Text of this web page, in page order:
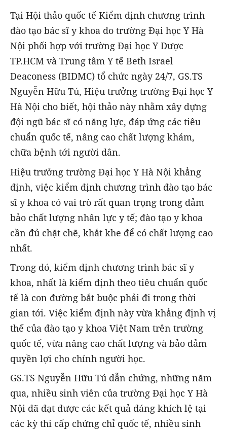
Tại Hội thảo quốc tế Kiểm định chương trình
đào tạo bác sĩ y khoa do trường Đại học Y Hà
Nội phối hợp với trường Đại học Y Dược
TP.HCM và Trung tâm Y tế Beth Israel
Deaconess (BIDMC) tổ chức ngày 24/7, GS.TS
Nguyễn Hữu Tú, Hiệu trưởng trường Đại học Y
Hà Nội cho biết, hội thảo này nhằm xây dựng
đội ngũ bác sĩ có năng lực, đáp ứng các tiêu
chuẩn quốc tế, nâng cao chất lượng khám,
chữa bệnh tới người dân.
Hiệu trưởng trường Đại học Y Hà Nội khẳng
định, việc kiểm định chương trình đào tạo bác
sĩ y khoa có vai trò rất quan trọng trong đảm
bảo chất lượng nhân lực y tế; đào tạo y khoa
cần đủ chặt chẽ, khắt khe để có chất lượng cao
nhất.
Trong đó, kiểm định chương trình bác sĩ y
khoa, nhất là kiểm định theo tiêu chuẩn quốc
tế là con đường bắt buộc phải đi trong thời
gian tới. Việc kiểm định này vừa khẳng định vị
thế của đào tạo y khoa Việt Nam trên trường
quốc tế, vừa nâng cao chất lượng và bảo đảm
quyền lợi cho chính người học.
GS.TS Nguyễn Hữu Tú dẫn chứng, những năm
qua, nhiều sinh viên của trường Đại học Y Hà
Nội đã đạt được các kết quả đáng khích lệ tại
các kỳ thi cấp chứng chỉ quốc tế, nhiều sinh